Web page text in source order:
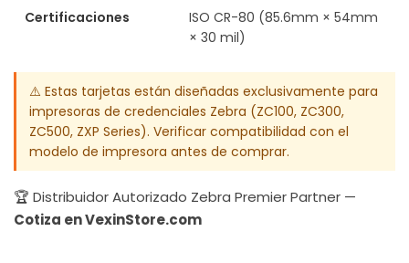
Certificaciones
ISO CR-80 (85.6mm × 54mm
× 30 mil)
⚠️ Estas tarjetas están diseñadas exclusivamente para
impresoras de credenciales Zebra (ZC100, ZC300,
ZC500, ZXP Series). Verificar compatibilidad con el
modelo de impresora antes de comprar.
🏆 Distribuidor Autorizado Zebra Premier Partner —
Cotiza en VexinStore.com